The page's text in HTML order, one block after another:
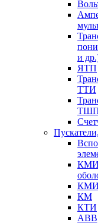
и
ЯТП
ТТИ
КМ
КТИ